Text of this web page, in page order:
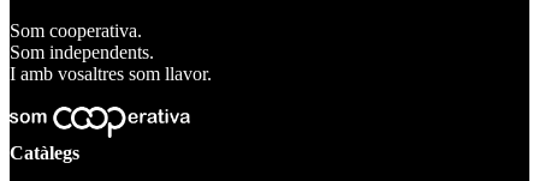
Som cooperativa.
Som independents.
I amb vosaltres som llavor.
Catàlegs